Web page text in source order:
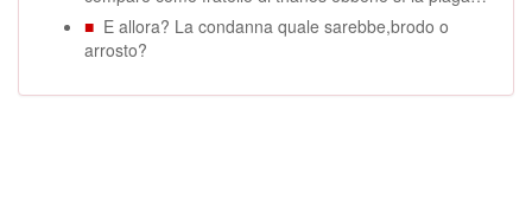
■ E allora? La condanna quale sarebbe,brodo o
arrosto?